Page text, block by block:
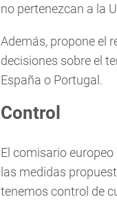
no pertenezcan a la
Además, propone el
decisiones sobre el
España o Portugal.
Control
El comisario
las medidas
tenemos control de